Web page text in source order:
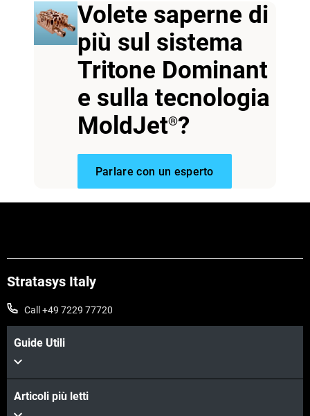
Volete saperne di
più sul sistema
Tritone Dominant
e sulla tecnologia
MoldJet®?
Parlare con un esperto
Stratasys Italy
Call +49 7229 77720
Guide Utili
Articoli più letti